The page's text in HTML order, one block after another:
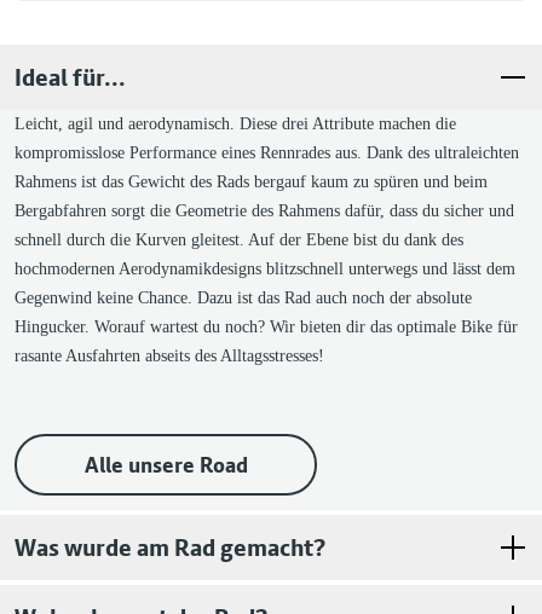
Schaltung Art
Anzahl Gänge
2x12
Schaltwerk Marke
Campagnolo
Schaltwerk Modell
Super Record EPS
Elektronische Schaltung
Ja
Bremsen
Marke vorne
Campagnolo
Scheibenbremse
Marke hinten
Campagnolo
Bremstyp hinten
Ideal für...
Leicht, agil und aerodynamisch. Diese drei Attribute machen die
kompromisslose Performance eines Rennrades aus. Dank des ultraleichten
Rahmens ist das Gewicht des Rads bergauf kaum zu spüren und beim
Bergabfahren sorgt die Geometrie des Rahmens dafür, dass du sicher und
schnell durch die Kurven gleitest. Auf der Ebene bist du dank des
hochmodernen Aerodynamikdesigns blitzschnell unterwegs und lässt dem
Gegenwind keine Chance. Dazu ist das Rad auch noch der absolute
Hingucker. Worauf wartest du noch? Wir bieten dir das optimale Bike für
rasante Ausfahrten abseits des Alltagsstresses!
Alle unsere Road
Was wurde am Rad gemacht?